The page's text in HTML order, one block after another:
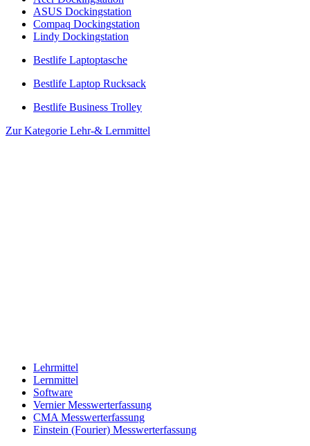
ASUS Dockingstation
Compaq Dockingstation
Lindy Dockingstation
Bestlife Laptoptasche
Bestlife Laptop Rucksack
Bestlife Business Trolley
Zur Kategorie Lehr-& Lernmittel
Lehrmittel
Lernmittel
Software
Vernier Messwerterfassung
CMA Messwerterfassung
Einstein (Fourier) Messwerterfassung